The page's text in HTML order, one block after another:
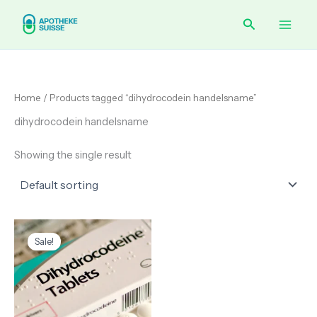
content
Search
Home / Products tagged “dihydrocodein handelsname”
dihydrocodein handelsname
Showing the single result
Sale!
Original
price
was:
€ 50.00.
Current
price
is:
€ 45.00.